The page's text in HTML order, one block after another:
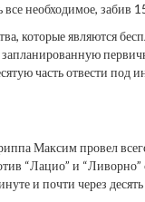
необходимое, забив
которые являются
часть отвести
Максим провел
“Лацио” и
и почти через